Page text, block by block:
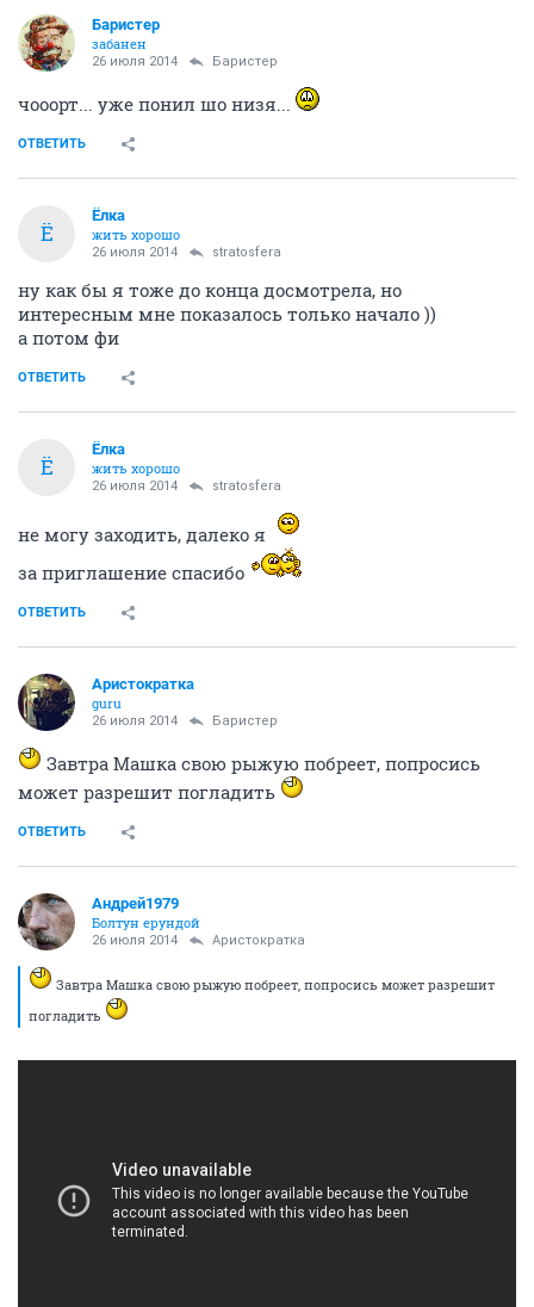
Баристер
забанен
26 июля 2014 Баристер
чооорт... уже понил шо низя...
ОТВЕТИТЬ
Ё
Ёлка
жить хорошо
26 июля 2014 stratosfera
ну как бы я тоже до конца досмотрела, но
интересным мне показалось только начало ))
а потом фи
ОТВЕТИТЬ
Ё
Ёлка
жить хорошо
26 июля 2014 stratosfera
не могу заходить, далеко я
за приглашение спасибо
ОТВЕТИТЬ
Аристократка
guru
26 июля 2014 Баристер
Завтра Машка свою рыжую побреет, попросись
может разрешит погладить
ОТВЕТИТЬ
Андрей1979
Болтун ерундой
26 июля 2014 Аристократка
Завтра Машка свою рыжую побреет, попросись может разрешит
погладить